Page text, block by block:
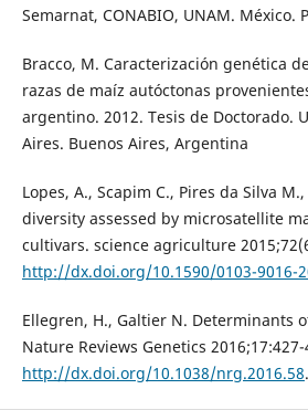
Semarnat, CONABIO, UNAM. México.
Bracco, M. Caracterización genética
razas de maíz autóctonas
argentino. 2012. Tesis de Doctorado.
Aires. Buenos Aires, Argentina
Lopes, A., Scapim C., Pires da Silva
diversity assessed by microsatellite
cultivars. science agriculture
http://dx.doi.org/10.1590/0103-9016-
Ellegren, H., Galtier N. Determinants
Nature Reviews Genetics 2016;17:427-
http://dx.doi.org/10.1038/nrg.2016.58.